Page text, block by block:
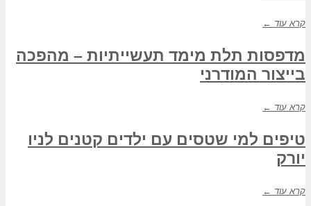
קרא עוד ←
מדפסות תלת מימד תעשייתיות – מהפכה
בייצור המודרני
קרא עוד ←
טיפים למי שטסים עם ילדים קטנים לניו
יורק
קרא עוד ←